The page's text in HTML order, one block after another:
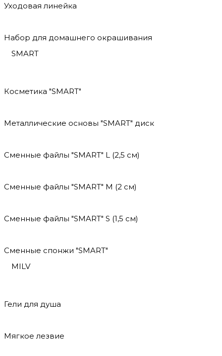
Уходовая линейка
Набор для домашнего окрашивания
SMART
Косметика "SMART"
Металлические основы "SMART" диск
Сменные файлы "SMART" L (2,5 см)
Сменные файлы "SMART" M (2 см)
Сменные файлы "SMART" S (1,5 см)
Сменные спонжи "SMART"
MILV
Гели для душа
Мягкое лезвие